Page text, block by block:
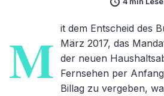
M it dem Entscheid des
März 2017, das
der neuen
Fernsehen per
Billag zu vergeben,